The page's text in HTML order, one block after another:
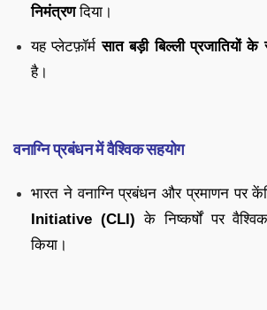
निमंत्रणदिया।
यह प्लेटफ़ॉर्मसात बड़ी बिल्ली प्रजातियों के
है।
वनाग्नि प्रबंधन में वैश्विक सहयोग
भारत ने वनाग्नि प्रबंधन और प्रमाणन पर
Initiative (CLI) के निष्कर्षों पर
किया।